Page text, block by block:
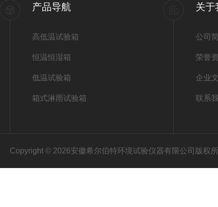
产品导航
高低温试验箱
恒温恒湿箱
低温试验箱
箱式淋雨试验箱
关于
公司
荣誉
企业
联系
Copyright © 2026安徽希尔伯特环境试验仪器有限公司版